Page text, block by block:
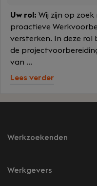
Uw rol: Wij zijn op zoek
proactieve
versterken. In deze rol
de
van ...
Lees verder
Werkzoekenden
Werkgevers